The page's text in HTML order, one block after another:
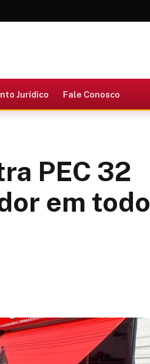
Jurídico Fale Conosco
PEC 32
em todo